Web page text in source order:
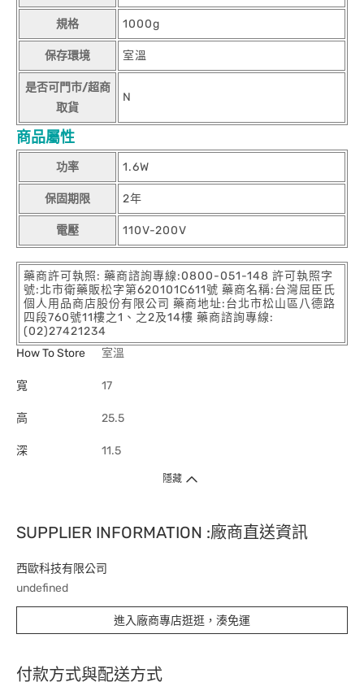
規格 1000g
保存環境 室溫
是否可門市/超商
取貨
N
商品屬性
功率 1.6W
保固期限 2年
電壓 110V-200V
藥商許可執照: 藥商諮詢專線:0800-051-148 許可執照字
號:北市衛藥販松字第620101C611號 藥商名稱:台灣屈臣氏
個人用品商店股份有限公司 藥商地址:台北市松山區八德路
四段760號11樓之1、之2及14樓 藥商諮詢專線:
(02)27421234
How To Store
室溫
寬 17
高 25.5
深 11.5
隱藏
SUPPLIER INFORMATION :廠商直送資訊
西歐科技有限公司
undefined
進入廠商專店逛逛，湊免運
付款方式與配送方式